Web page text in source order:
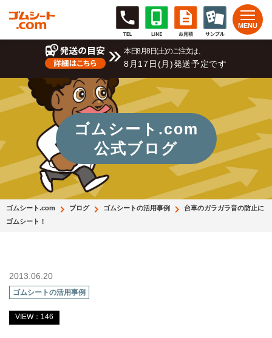
本日8月8日(土)のご注文は、
8月17日(月)発送予定です
ゴムシート.com
公式ブログ
ゴムシート.com ブログ ゴムシートの活用事例
台車のガラガラ音の防止に
ゴムシート！
2013.06.20
ゴムシートの活用事例
VIEW：146